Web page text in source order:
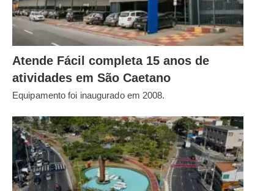
Atende Fácil completa 15 anos de
atividades em São Caetano
Equipamento foi inaugurado em 2008.